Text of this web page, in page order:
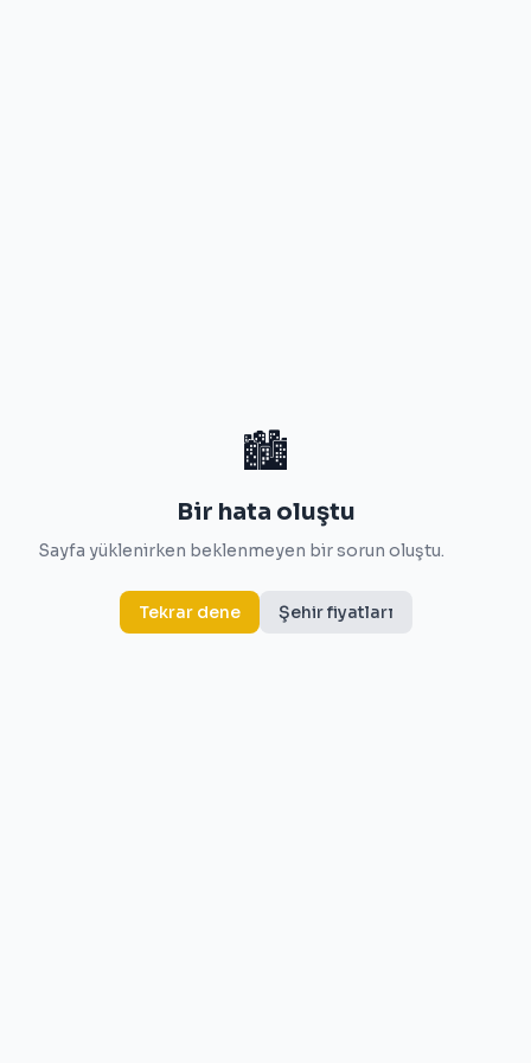
🏙️
Bir hata oluştu
Sayfa yüklenirken beklenmeyen bir sorun oluştu.
Tekrar dene Şehir fiyatları